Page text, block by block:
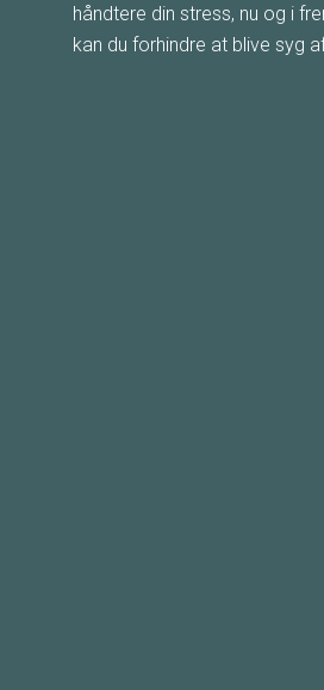
håndtere din stress, nu og i
kan du forhindre at blive syg